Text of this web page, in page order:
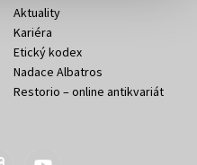
Aktuality
Kariéra
Etický kodex
Nadace Albatros
Restorio – online antikvariát